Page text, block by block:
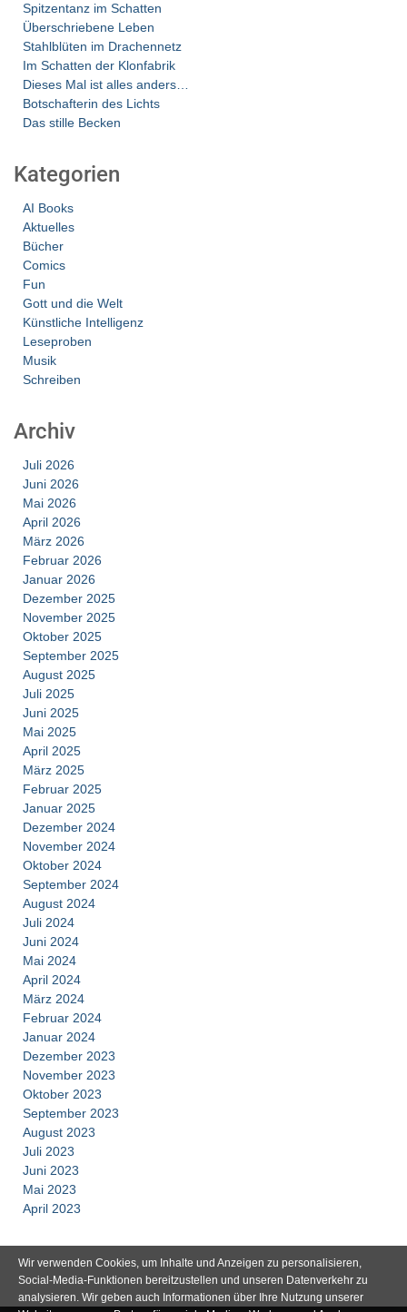
Spitzentanz im Schatten
Überschriebene Leben
Stahlblüten im Drachennetz
Im Schatten der Klonfabrik
Dieses Mal ist alles anders…
Botschafterin des Lichts
Das stille Becken
Kategorien
AI Books
Aktuelles
Bücher
Comics
Fun
Gott und die Welt
Künstliche Intelligenz
Leseproben
Musik
Schreiben
Archiv
Juli 2026
Juni 2026
Mai 2026
April 2026
März 2026
Februar 2026
Januar 2026
Dezember 2025
November 2025
Oktober 2025
September 2025
August 2025
Juli 2025
Juni 2025
Mai 2025
April 2025
März 2025
Februar 2025
Januar 2025
Dezember 2024
November 2024
Oktober 2024
September 2024
August 2024
Juli 2024
Juni 2024
Mai 2024
April 2024
März 2024
Februar 2024
Januar 2024
Dezember 2023
November 2023
Oktober 2023
September 2023
August 2023
Juli 2023
Juni 2023
Mai 2023
April 2023
Wir verwenden Cookies, um Inhalte und Anzeigen zu personalisieren,
Social-Media-Funktionen bereitzustellen und unseren Datenverkehr zu
analysieren. Wir geben auch Informationen über Ihre Nutzung unserer